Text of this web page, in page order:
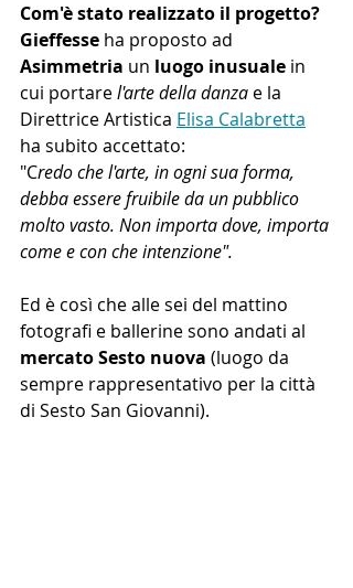
Com'è stato realizzato il progetto?
Gieffesse ha proposto ad
Asimmetria un luogo inusuale in
cui portare l'arte della danza e la
Direttrice Artistica Elisa Calabretta
ha subito accettato:
"Credo che l'arte, in ogni sua forma,
debba essere fruibile da un pubblico
molto vasto. Non importa dove, importa
come e con che intenzione".
Ed è così che alle sei del mattino
fotografi e ballerine sono andati al
mercato Sesto nuova (luogo da
sempre rappresentativo per la città
di Sesto San Giovanni).